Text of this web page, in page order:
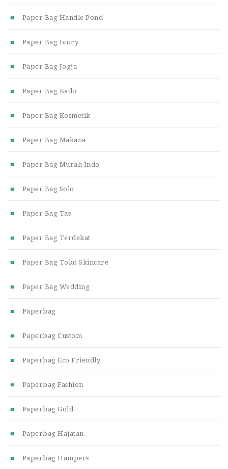
Paper Bag Handle Pond
Paper Bag Ivory
Paper Bag Jogja
Paper Bag Kado
Paper Bag Kosmetik
Paper Bag Makana
Paper Bag Murah Indo
Paper Bag Solo
Paper Bag Tas
Paper Bag Terdekat
Paper Bag Toko Skincare
Paper Bag Wedding
Paperbag
Paperbag Custom
Paperbag Eco Friendly
Paperbag Fashion
Paperbag Gold
Paperbag Hajatan
Paperbag Hampers